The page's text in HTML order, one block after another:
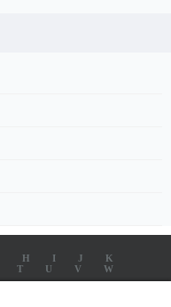
H I J
K
T V
W